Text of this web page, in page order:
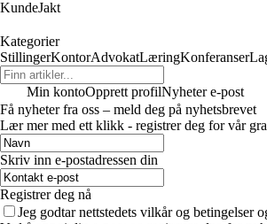
KundeJakt
Kategorier
StillingerKontorAdvokatLæringKonferanser
Min kontoOpprett profilNyheter e-post
Få nyheter fra oss – meld deg på nyhetsbrevet
Lær mer med ett klikk - registrer deg for vår
Skriv inn e-postadressen din
Registrer deg nå
Jeg godtar nettstedets vilkår og betingelser